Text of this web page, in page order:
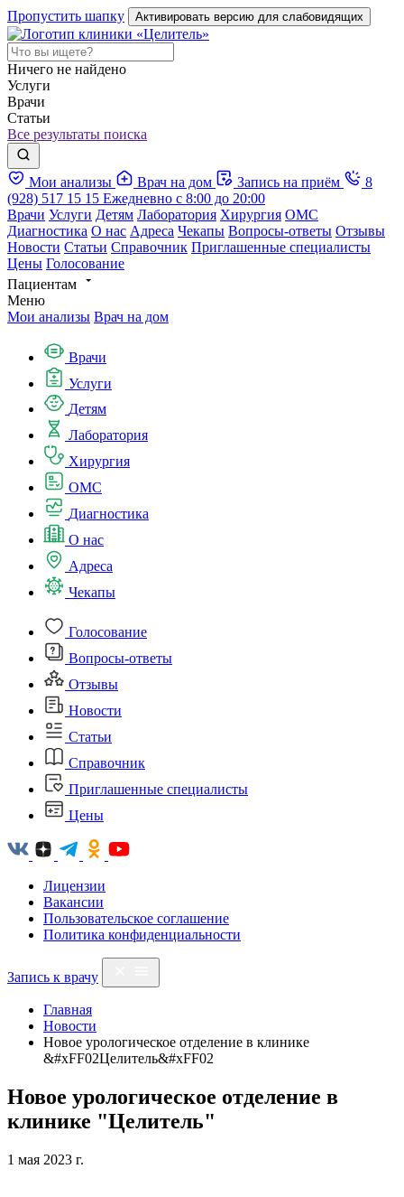
Пропустить шапку Активировать версию для слабовидящих
Ничего не найдено
Услуги
Врачи
Статьи
Все результаты поиска
Мои анализы Врач на дом Запись на приём
8
(928) 517 15 15 Ежедневно с 8:00 до 20:00
Врачи Услуги Детям Лаборатория Хирургия ОМС
Диагностика О нас Адреса Чекапы Вопросы-ответы Отзывы
Новости Статьи Справочник Приглашенные специалисты
Цены Голосование
Пациентам
Меню
Мои анализы Врач на дом
Врачи
Услуги
Детям
Лаборатория
Хирургия
ОМС
Диагностика
О нас
Адреса
Чекапы
Голосование
Вопросы-ответы
Отзывы
Новости
Статьи
Справочник
Приглашенные специалисты
Цены
Лицензии
Вакансии
Пользовательское соглашение
Политика конфиденциальности
Запись к врачу
Главная
Новости
Новое урологическое отделение в клинике
&#xFF02Целитель&#xFF02
Новое урологическое отделение в
клинике "Целитель"
1 мая 2023 г.